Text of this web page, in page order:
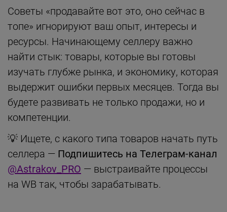
Советы «продавайте вот это, оно сейчас в
топе» игнорируют ваш опыт, интересы и
ресурсы. Начинающему селлеру важно
найти стык: товары, которые вы готовы
изучать глубже рынка, и экономику, которая
выдержит ошибки первых месяцев. Тогда вы
будете развивать не только продажи, но и
компетенции.
💡 Ищете, с какого типа товаров начать путь
селлера — Подпишитесь на Телеграм-канал
@Astrakov_PRO — выстраивайте процессы
на WB так, чтобы зарабатывать.